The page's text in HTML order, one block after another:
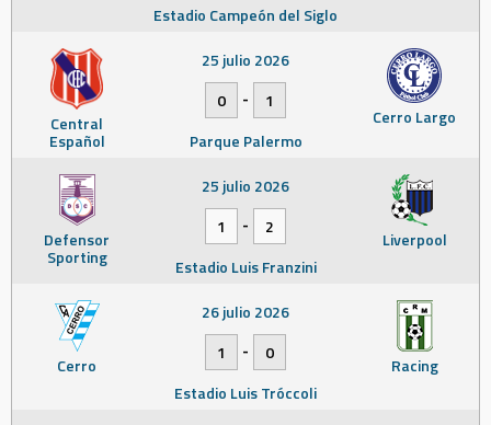
Estadio Campeón del Siglo
Central
Español
Cerro Largo
25 julio 2026
0
-
1
Parque Palermo
Defensor
Sporting
Liverpool
25 julio 2026
1
-
2
Estadio Luis Franzini
Cerro Racing
26 julio 2026
1
-
0
Estadio Luis Tróccoli